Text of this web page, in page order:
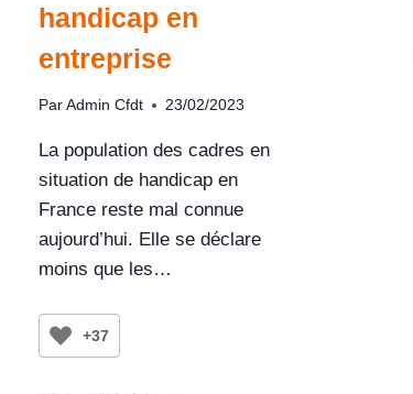
handicap en
entreprise
Par Admin Cfdt 23/02/2023
La population des cadres en
situation de handicap en
France reste mal connue
aujourd’hui. Elle se déclare
moins que les…
+37